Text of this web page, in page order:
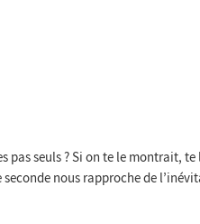
pas seuls ? Si on te le montrait,
nous rapproche de